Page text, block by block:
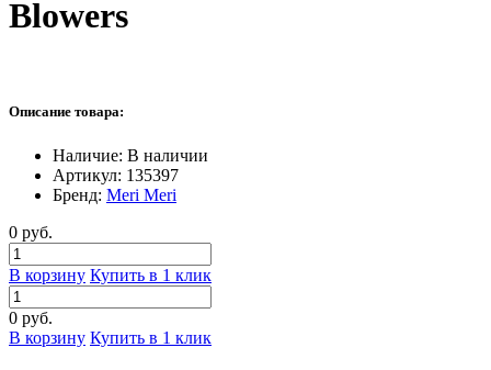
Blowers
Описание товара:
Наличие: В наличии
Артикул: 135397
Бренд: Meri Meri
0 руб.
В корзину Купить в 1 клик
0 руб.
В корзину Купить в 1 клик